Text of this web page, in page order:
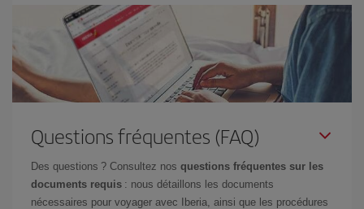
Questions fréquentes (FAQ)
Des questions ? Consultez nos questions fréquentes sur les
documents requis : nous détaillons les documents
nécessaires pour voyager avec Iberia, ainsi que les procédures